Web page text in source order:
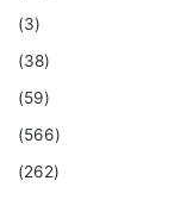
(3)
(38)
(59)
(566)
(262)